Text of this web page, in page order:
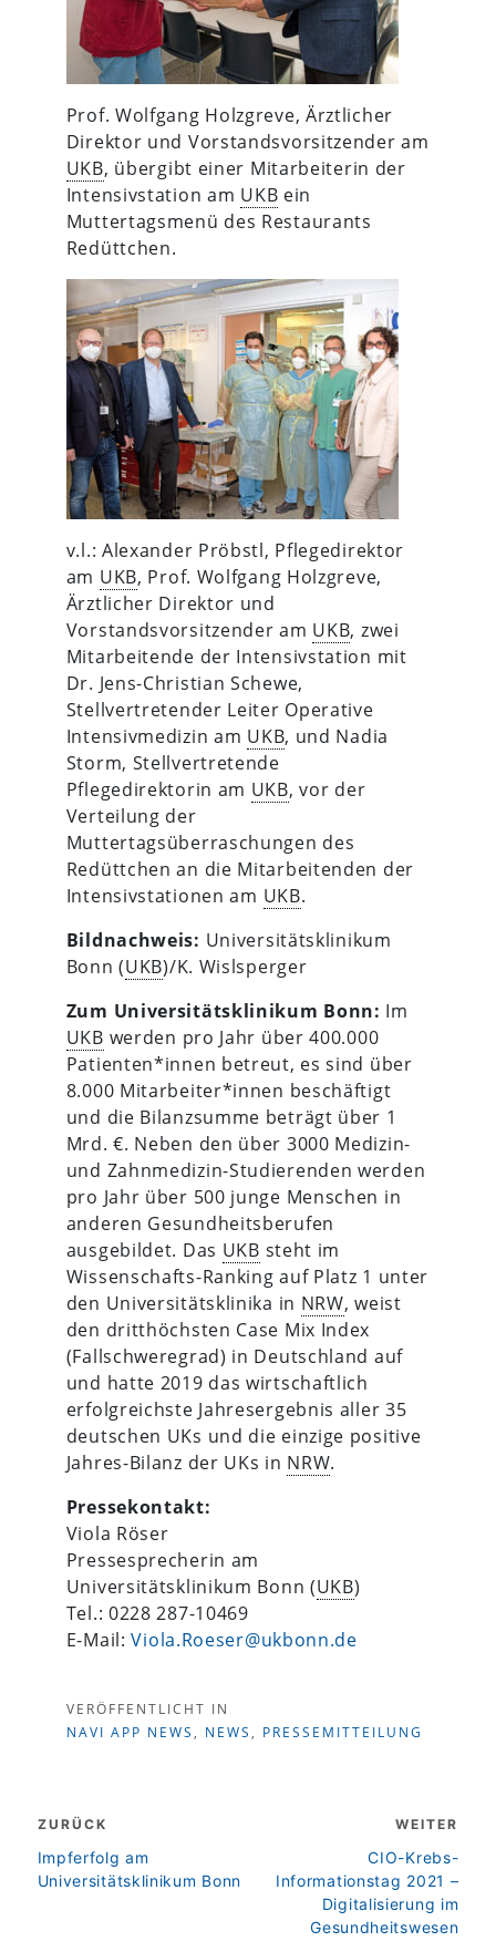
Prof. Wolfgang Holzgreve, Ärztlicher
Direktor und Vorstandsvorsitzender am
UKB, übergibt einer Mitarbeiterin der
Intensivstation am UKB ein
Muttertagsmenü des Restaurants
Redüttchen.
v.l.: Alexander Pröbstl, Pflegedirektor
am UKB, Prof. Wolfgang Holzgreve,
Ärztlicher Direktor und
Vorstandsvorsitzender am UKB, zwei
Mitarbeitende der Intensivstation mit
Dr. Jens-Christian Schewe,
Stellvertretender Leiter Operative
Intensivmedizin am UKB, und Nadia
Storm, Stellvertretende
Pflegedirektorin am UKB, vor der
Verteilung der
Muttertagsüberraschungen des
Redüttchen an die Mitarbeitenden der
Intensivstationen am UKB.
Bildnachweis: Universitätsklinikum
Bonn (UKB)/K. Wislsperger
Zum Universitätsklinikum Bonn: Im
UKB werden pro Jahr über 400.000
Patienten*innen betreut, es sind über
8.000 Mitarbeiter*innen beschäftigt
und die Bilanzsumme beträgt über 1
Mrd. €. Neben den über 3000 Medizin-
und Zahnmedizin-Studierenden werden
pro Jahr über 500 junge Menschen in
anderen Gesundheitsberufen
ausgebildet. Das UKB steht im
Wissenschafts-Ranking auf Platz 1 unter
den Universitätsklinika in NRW, weist
den dritthöchsten Case Mix Index
(Fallschweregrad) in Deutschland auf
und hatte 2019 das wirtschaftlich
erfolgreichste Jahresergebnis aller 35
deutschen UKs und die einzige positive
Jahres-Bilanz der UKs in NRW.
Pressekontakt:
Viola Röser
Pressesprecherin am
Universitätsklinikum Bonn (UKB)
Tel.: 0228 287-10469
E-Mail:Viola.Roeser@ukbonn.de
VERÖFFENTLICHT IN
NAVI APP NEWS , NEWS , PRESSEMITTEILUNG
ZURÜCK
zurück
Impferfolg am
Universitätsklinikum Bonn
WEITER
weiter
CIO-Krebs-
Informationstag 2021 –
Digitalisierung im
Gesundheitswesen